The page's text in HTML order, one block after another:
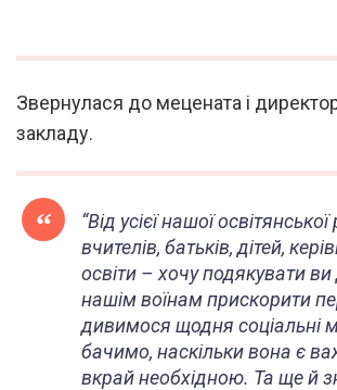
Звернулася до мецената і
закладу.
“Від усієї нашої
вчителів, батьків, дітей,
освіти – хочу подякувати
нашім воїнам прискорити
дивимося щодня соціальні
бачимо, наскільки вона є
вкрай необхідною. Та ще й